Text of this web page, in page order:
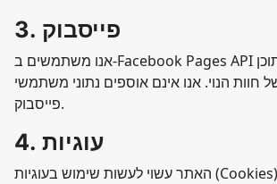
3. פייסבוק
אנו משתמשים ב-Facebook Pages API לצורך פרסום תוכן
חוות הנוי. אנו אינם אוספים נתוני משתמשי
פייסבוק.
4. עוגיות
האתר עשוי לעשות שימוש בעוגיות (Cookies) לצורך שיפור